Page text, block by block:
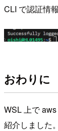
CLI で認証情
おわりに
WSL 上で
紹介しました。